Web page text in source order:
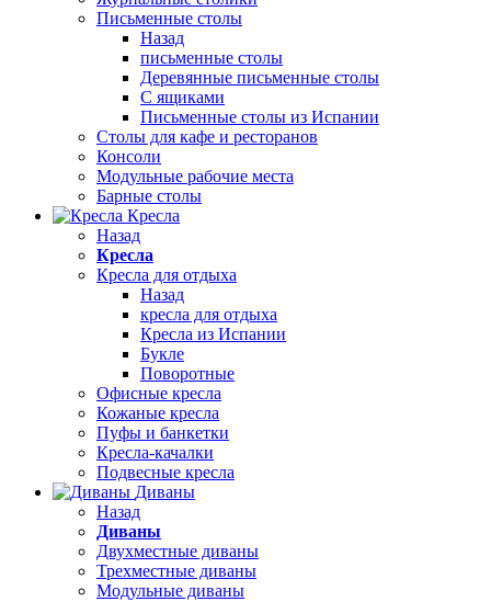
Письменные столы
Назад
письменные столы
Деревянные письменные столы
С ящиками
Письменные столы из Испании
Столы для кафе и ресторанов
Консоли
Модульные рабочие места
Барные столы
Кресла
Назад
Кресла
Кресла для отдыха
Назад
кресла для отдыха
Кресла из Испании
Букле
Поворотные
Офисные кресла
Кожаные кресла
Пуфы и банкетки
Кресла-качалки
Подвесные кресла
Диваны
Назад
Диваны
Двухместные диваны
Трехместные диваны
Модульные диваны